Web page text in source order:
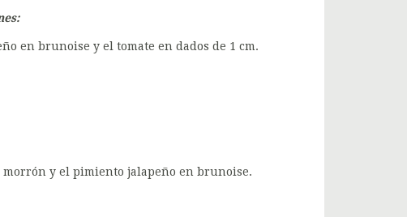
en brunoise y el tomate en dados de 1 cm.
y el pimiento jalapeño en brunoise.